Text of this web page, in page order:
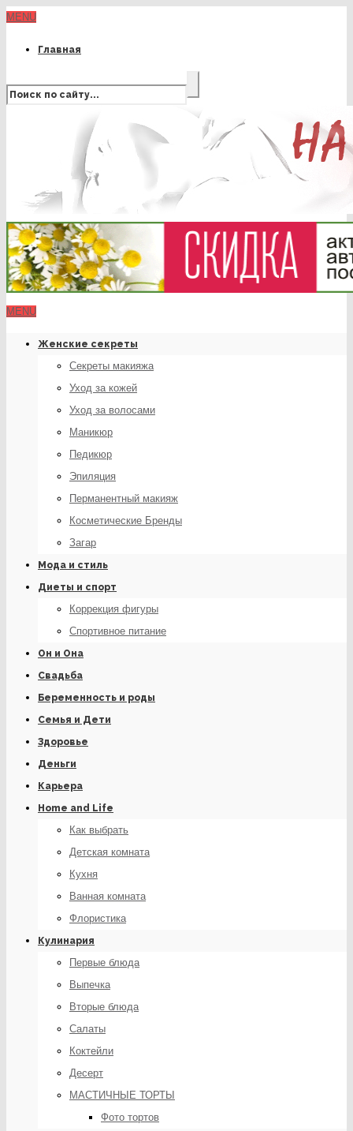
MENU
Главная
MENU
Женские секреты
Секреты макияжа
Уход за кожей
Уход за волосами
Маникюр
Педикюр
Эпиляция
Перманентный макияж
Косметические Бренды
Загар
Мода и стиль
Диеты и спорт
Коррекция фигуры
Спортивное питание
Он и Она
Свадьба
Беременность и роды
Семья и Дети
Здоровье
Деньги
Карьера
Home and Life
Как выбрать
Детская комната
Кухня
Ванная комната
Флористика
Кулинария
Первые блюда
Выпечка
Вторые блюда
Салаты
Коктейли
Десерт
МАСТИЧНЫЕ ТОРТЫ
Фото тортов